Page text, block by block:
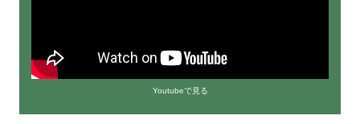
Youtubeで見る